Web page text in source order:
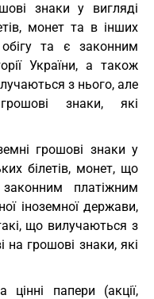
знаки у вигляді
монет та в інших
та є законним
України, а також
з нього, але
знаки, які
грошові знаки у
білетів, монет, що
платіжним
іноземної держави,
що вилучаються з
на грошові знаки, які
папери (акції,